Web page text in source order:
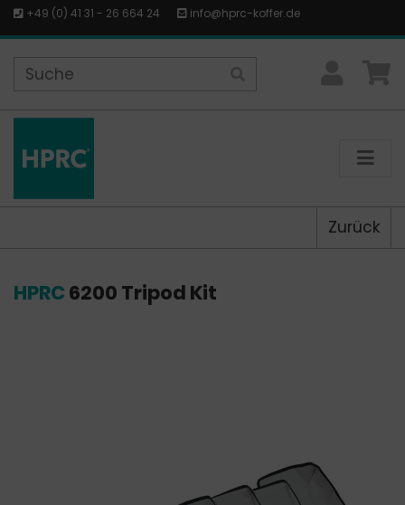
+49 (0) 41 31 - 26 664 24 info@hprc-koffer.de
Zurück
HPRC 6200 Tripod Kit